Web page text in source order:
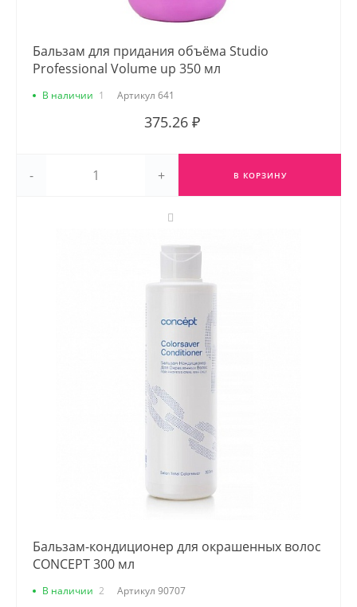
Бальзам для придания объёма Studio
Professional Volume up 350 мл
В наличии 1 Артикул 641
375.26 ₽
- + В КОРЗИНУ
Бальзам-кондиционер для окрашенных волос
CONCEPT 300 мл
В наличии 2 Артикул 90707